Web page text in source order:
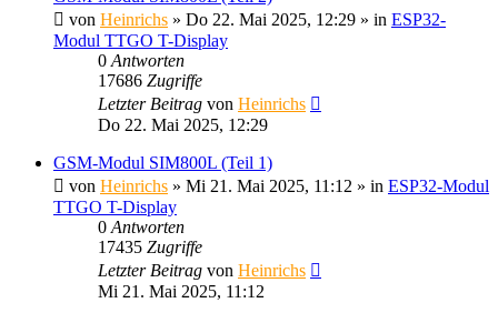
von Heinrichs » Do 22. Mai 2025, 12:29 » in ESP32-
Modul TTGO T-Display
0 Antworten
17686 Zugriffe
Letzter Beitrag von Heinrichs
Do 22. Mai 2025, 12:29
GSM-Modul SIM800L (Teil 1)
von Heinrichs » Mi 21. Mai 2025, 11:12 » in ESP32-Modul
TTGO T-Display
0 Antworten
17435 Zugriffe
Letzter Beitrag von Heinrichs
Mi 21. Mai 2025, 11:12